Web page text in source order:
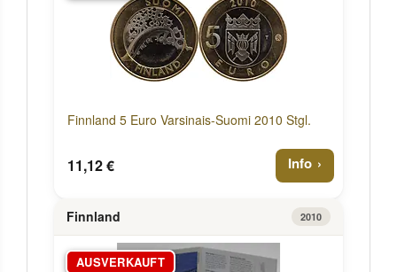
Finnland 5 Euro Varsinais-Suomi 2010 Stgl.
11,12 € Info
Finnland 2010
AUSVERKAUFT